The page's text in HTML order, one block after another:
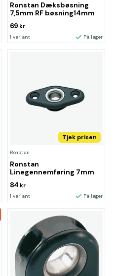
Ronstan Dæksbøsning
7,5mm RF bøsning14mm
69 kr
1 variant På lager
Tjek prisen
Ronstan
Ronstan
Linegennemføring 7mm
84 kr
1 variant På lager